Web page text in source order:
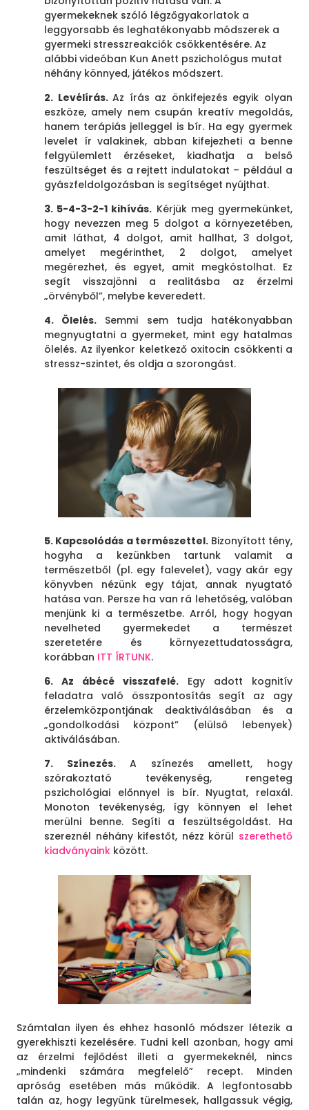
gyermekeknek szóló légzőgyakorlatok a
leggyorsabb és leghatékonyabb módszerek a
gyermeki stresszreakciók csökkentésére. Az
alábbi videóban Kun Anett pszichológus mutat
néhány könnyed, játékos módszert.
2. Levélírás.Az írás az önkifejezés egyik olyan
eszköze, amely nem csupán kreatív megoldás,
hanem terápiás jelleggel is bír. Ha egy gyermek
levelet ír valakinek, abban kifejezheti a benne
felgyülemlett érzéseket, kiadhatja a belső
feszültséget és a rejtett indulatokat – például a
gyászfeldolgozásban is segítséget nyújthat.
3. 5-4-3-2-1 kihívás. Kérjük meg gyermekünket,
hogy nevezzen meg 5 dolgot a környezetében,
amit láthat, 4 dolgot, amit hallhat, 3 dolgot,
amelyet megérinthet, 2 dolgot, amelyet
megérezhet, és egyet, amit megkóstolhat. Ez
segít visszajönni a realitásba az érzelmi
„örvényből”, melybe keveredett.
4. Ölelés. Semmi sem tudja hatékonyabban
megnyugtatni a gyermeket, mint egy hatalmas
ölelés. Az ilyenkor keletkező oxitocin csökkenti a
stressz-szintet, és oldja a szorongást.
5. Kapcsolódás a természettel. Bizonyított tény,
hogyha a kezünkben tartunk valamit a
természetből (pl. egy falevelet), vagy akár egy
könyvben nézünk egy tájat, annak nyugtató
hatása van. Persze ha van rá lehetőség, valóban
menjünk ki a természetbe. Arról, hogy hogyan
nevelheted gyermekedet a természet
szeretetére és környezettudatosságra,
korábban ITT ÍRTUNK.
6. Az ábécé visszafelé. Egy adott kognitív
feladatra való összpontosítás segít az agy
érzelemközpontjának deaktiválásában és a
„gondolkodási központ” (elülső lebenyek)
aktiválásában.
7. Színezés.A színezés amellett, hogy
szórakoztató tevékenység, rengeteg
pszichológiai előnnyel is bír. Nyugtat, relaxál.
Monoton tevékenység, így könnyen el lehet
merülni benne. Segíti a feszültségoldást. Ha
szereznél néhány kifestőt, nézz körül szerethető
kiadványaink között.
Számtalan ilyen és ehhez hasonló módszer létezik a
gyerekhiszti kezelésére. Tudni kell azonban, hogy ami
az érzelmi fejlődést illeti a gyermekeknél, nincs
„mindenki számára megfelelő” recept. Minden
apróság esetében más működik. A legfontosabb
talán az, hogy legyünk türelmesek, hallgassuk végig,